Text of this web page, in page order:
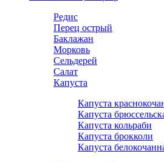
Редис
Перец острый
Баклажан
Морковь
Сельдерей
Салат
Капуста
Капуста
Капуста
Капуста кольраби
Капуста брокколи
Капуста